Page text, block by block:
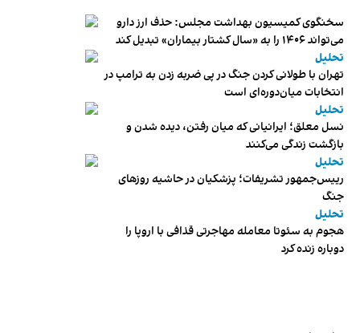
سخنگوی کمیسیون بهداشت مجلس: حذف ارز دارو
می‌تواند ۱۴۰۶ را به «سال کشتار بیماران» تبدیل کند
تحلیل
تهران با طولانی کردن جنگ در پی ضربه زدن به ترامپ در
انتخابات میان‌دوره‌ای است
تحلیل
نسل معلق؛ ایرانیانی که میان رفتن، دیده شدن و
بازگشت زندگی می‌کنند
تحلیل
رییس‌جمهور تشریفات؛ پزشکیان در حاشیه روزهای
جنگ
تحلیل
هجوم به سئوتا معامله مهاجرتی قذافی با اروپا را
دوباره زنده کرد